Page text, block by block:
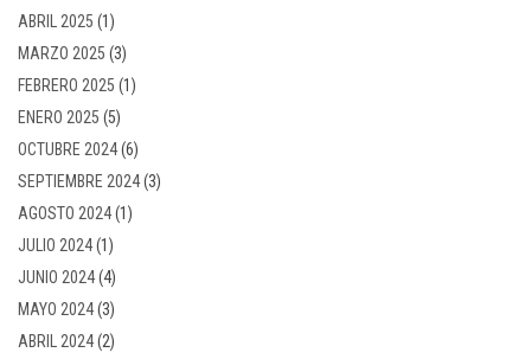
ABRIL 2025 (1)
MARZO 2025 (3)
FEBRERO 2025 (1)
ENERO 2025 (5)
OCTUBRE 2024(6)
SEPTIEMBRE 2024(3)
AGOSTO 2024(1)
JULIO 2024(1)
JUNIO 2024(4)
MAYO 2024(3)
ABRIL 2024(2)